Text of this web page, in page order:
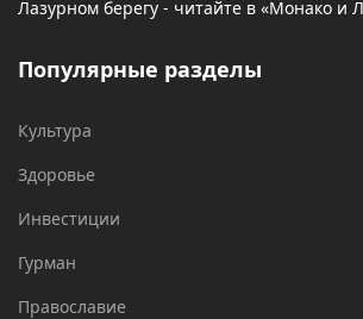
Лазурном берегу - читайте в «Монако и
Популярные разделы
Культура
Здоровье
Инвестиции
Гурман
Православие